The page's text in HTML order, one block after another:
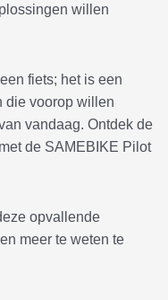
willen
fiets; het is een
die voorop willen
vandaag. Ontdek de
de SAMEBIKE Pilot
opvallende
meer te weten te